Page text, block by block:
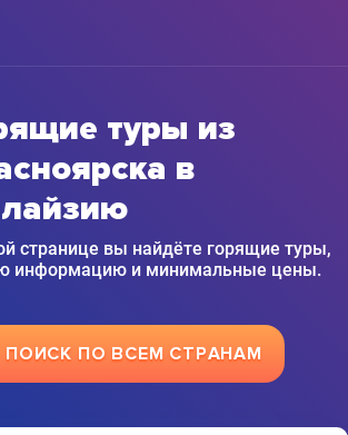
туры из
в
странице вы найдёте горящие туры,
информацию и минимальные цены.
ПОИСК ПО ВСЕМ СТРАНАМ